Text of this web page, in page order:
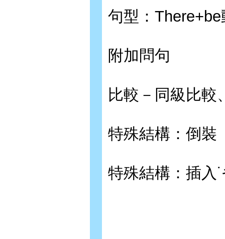
句型：There+be
附加問句
比較－同級比較
特殊結構：倒裝
特殊結構：插入